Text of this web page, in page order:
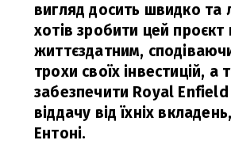
вигляд досить швидко та
хотів зробити цей проєкт
життєздатним,
трохи своїх інвестицій, а
забезпечити Royal
віддачу від їхніх вкладень,
Ентоні.